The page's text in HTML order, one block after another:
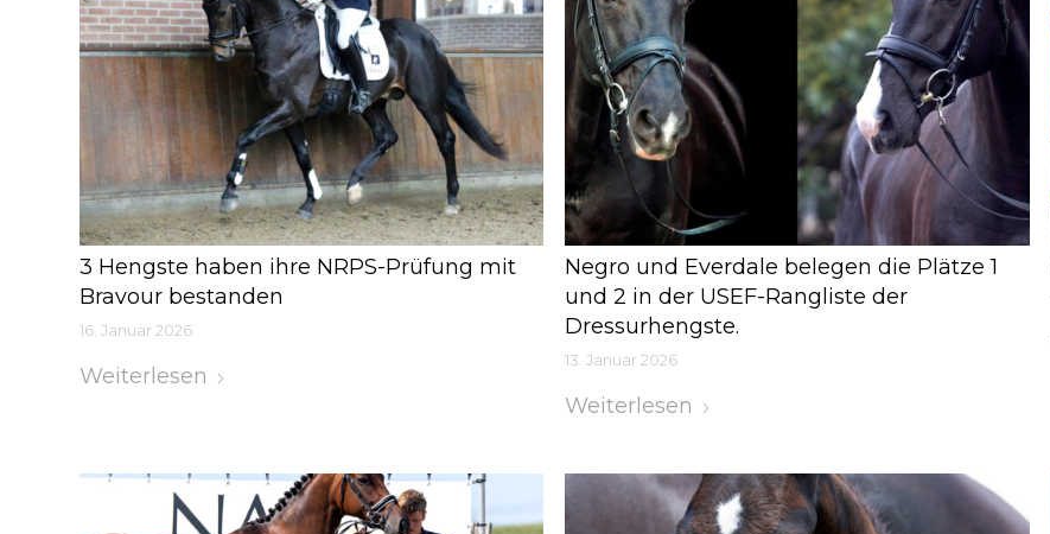
3 Hengste haben ihre NRPS-Prüfung mit
Bravour bestanden
16. Januar 2026
Weiterlesen
Negro und Everdale belegen die Plätze 1
und 2 in der USEF-Rangliste der
Dressurhengste.
13. Januar 2026
Weiterlesen